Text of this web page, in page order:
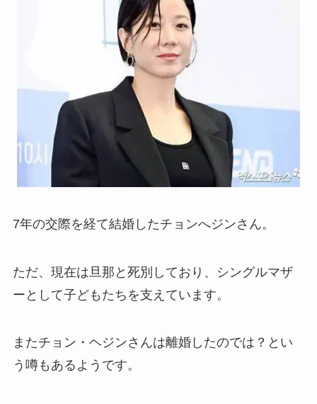
7年の交際を経て結婚したチョンへジンさん。
ただ、現在は旦那と死別しており、シングルマザ
ーとして子どもたちを支えています。
またチョン・ヘジンさんは離婚したのでは？とい
う噂もあるようです。